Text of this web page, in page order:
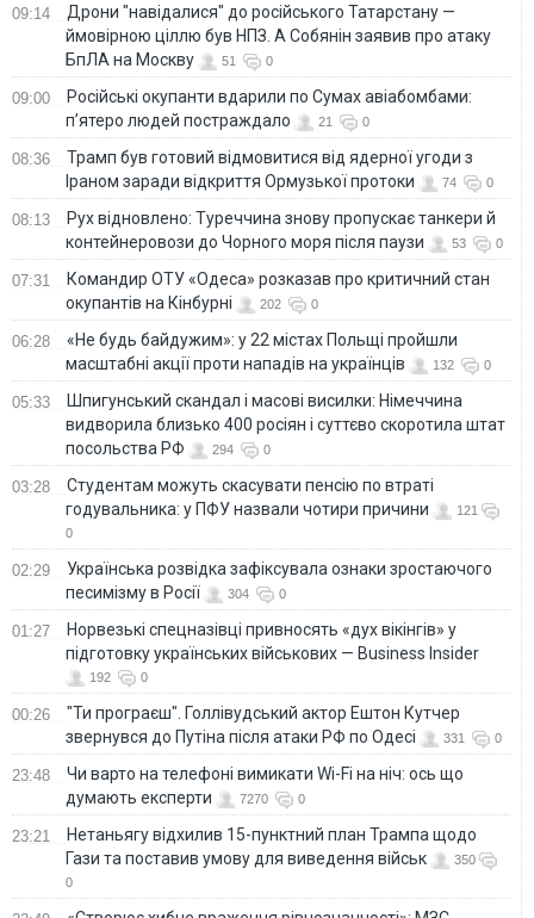
09:14
Дрони "навідалися" до російського Татарстану —
ймовірною ціллю був НПЗ. А Собянін заявив про атаку
БпЛА на Москву
51 0
09:00
Російські окупанти вдарили по Сумах авіабомбами:
п’ятеро людей постраждало
21 0
08:36
Трамп був готовий відмовитися від ядерної угоди з
Іраном заради відкриття Ормузької протоки
74 0
08:13
Рух відновлено: Туреччина знову пропускає танкери й
контейнеровози до Чорного моря після паузи
53 0
07:31
Командир ОТУ «Одеса» розказав про критичний стан
окупантів на Кінбурні
202 0
06:28
«Не будь байдужим»: у 22 містах Польщі пройшли
масштабні акції проти нападів на українців
132 0
05:33
Шпигунський скандал і масові висилки: Німеччина
видворила близько 400 росіян і суттєво скоротила штат
посольства РФ
294 0
03:28
Студентам можуть скасувати пенсію по втраті
годувальника: у ПФУ назвали чотири причини
121
0
02:29
Українська розвідка зафіксувала ознаки зростаючого
песимізму в Росії
304 0
01:27
Норвезькі спецназівці привносять «дух вікінгів» у
підготовку українських військових — Business Insider
192 0
00:26
"Ти програєш". Голлівудський актор Ештон Кутчер
звернувся до Путіна після атаки РФ по Одесі
331 0
23:48
Чи варто на телефонi вимикати Wi-Fi на ніч: ось що
думають експерти
7270 0
23:21
Нетаньягу відхилив 15-пунктний план Трампа щодо
Гази та поставив умову для виведення військ
350
0